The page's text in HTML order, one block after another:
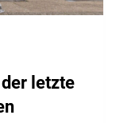
letzte